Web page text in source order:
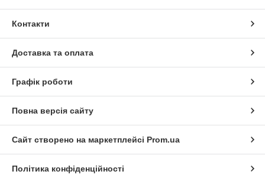
Контакти
Доставка та оплата
Графік роботи
Повна версія сайту
Сайт створено на маркетплейсі Prom.ua
Політика конфіденційності